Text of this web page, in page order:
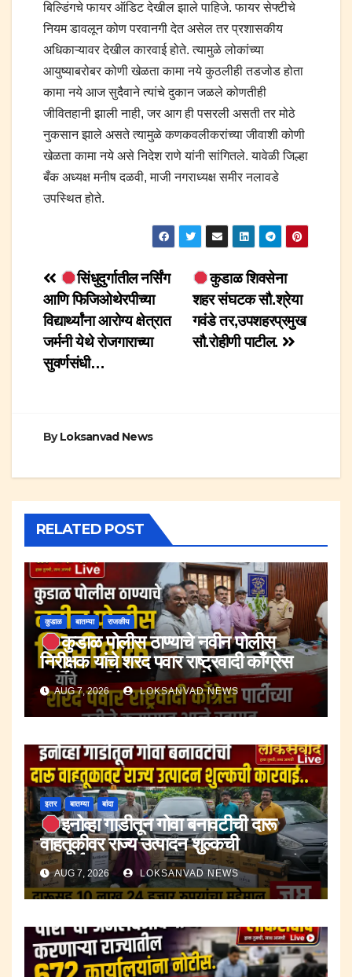
बिल्डिंगचे फायर ऑडिट देखील झाले पाहिजे. फायर सेफ्टीचे
नियम डावलून कोण परवानगी देत असेल तर प्रशासकीय
अधिकाऱ्यावर देखील कारवाई होते. त्यामुळे लोकांच्या
आयुष्याबरोबर कोणी खेळता कामा नये कुठलीही तडजोड होता
कामा नये आज सुदैवाने त्यांचे दुकान जळले कोणतीही
जीवितहानी झाली नाही, जर आग ही पसरली असती तर मोठे
नुकसान झाले असते त्यामुळे कणकवलीकरांच्या जीवाशी कोणी
खेळता कामा नये असे निदेश राणे यांनी सांगितले. यावेळी जिल्हा
बँक अध्यक्ष मनीष दळवी, माजी नगराध्यक्ष समीर नलावडे
उपस्थित होते.
Post
navigation
कुडाळ शिवसेना
शहर संघटक सौ.श्रेया
गवंडे तर,उपशहरप्रमुख
सौ.रोहीणी पाटील.
सिंधुदुर्गातील नर्सिंग
आणि फिजिओथेरपीच्या
विद्यार्थ्यांना आरोग्य क्षेत्रात
जर्मनी येथे रोजगाराच्या
सुवर्णसंधी…
ByLoksanvad News
RELATED POST
कुडाळ बातम्या राजकीय
कुडाळ पोलीस ठाण्याचे नवीन पोलीस
निरीक्षक यांचे शरद पवार राष्ट्रवादी काँग्रेस
पार्टीच्या वतीने करण्यात आले स्वागत.
AUG 7, 2026 LOKSANVAD NEWS
इतर बातम्या बांदा
इनोव्हा गाडीतून गोवा बनावटीची दारू
वाहतूकीवर राज्य उत्पादन शुल्कची
कारवाई.;दारूसह १० लाख २४ हजार रुपयांचा
मुद्देमाल जप्त.
AUG 7, 2026 LOKSANVAD NEWS